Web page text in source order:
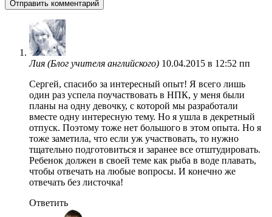
Лия (Блог учителя английского) 10.04.2015 в 12:52 пп
Сергей, спасибо за интересный опыт! Я всего лишь
один раз успела поучаствовать в НПК, у меня были
планы на одну девочку, с которой мы разработали
вместе одну интересную тему. Но я ушла в декретный
отпуск. Поэтому тоже нет большого в этом опыта. Но я
тоже заметила, что если уж участвовать, то нужно
тщательно подготовиться и заранее все отштудировать.
Ребенок должен в своей теме как рыба в воде плавать,
чтобы отвечать на любые вопросы. И конечно же
отвечать без листочка!
Ответить